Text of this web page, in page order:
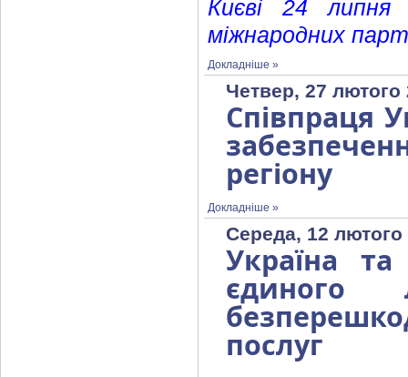
Києві 24 липня
міжнародних
Докладніше »
Четвер, 27 лютого
Співпраця
регіону
Докладніше »
Середа, 12 лютого
Україна
єдиного
послуг